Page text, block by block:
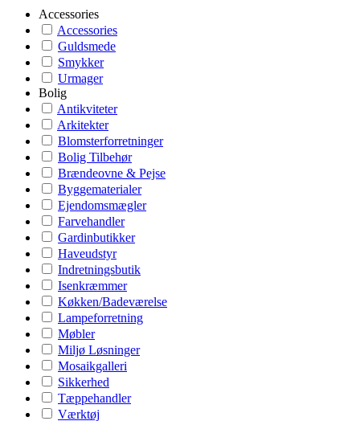
Accessories
Accessories
Guldsmede
Smykker
Urmager
Bolig
Antikviteter
Arkitekter
Blomsterforretninger
Bolig Tilbehør
Brændeovne & Pejse
Byggematerialer
Ejendomsmægler
Farvehandler
Gardinbutikker
Haveudstyr
Indretningsbutik
Isenkræmmer
Køkken/Badeværelse
Lampeforretning
Møbler
Miljø Løsninger
Mosaikgalleri
Sikkerhed
Tæppehandler
Værktøj